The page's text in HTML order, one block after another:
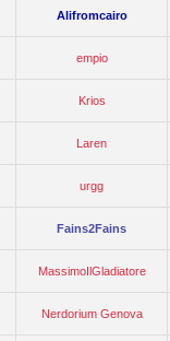
Alifromcairo
empio
Krios
Laren
urgg
Fains2Fains
MassimoIlGladiatore
Nerdorium Genova